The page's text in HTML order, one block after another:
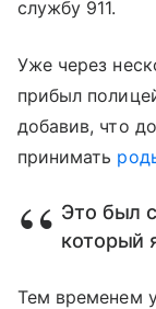
службу 911.
Уже через
прибыл
добавив, что
принимать
Это был
который
Тем временем